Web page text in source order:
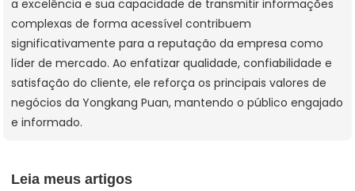
a excelência e sua capacidade de transmitir informações
complexas de forma acessível contribuem
significativamente para a reputação da empresa como
líder de mercado. Ao enfatizar qualidade, confiabilidade e
satisfação do cliente, ele reforça os principais valores de
negócios da Yongkang Puan, mantendo o público engajado
e informado.
Leia meus artigos